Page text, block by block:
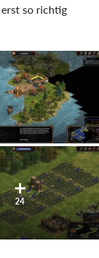
so richtig
24